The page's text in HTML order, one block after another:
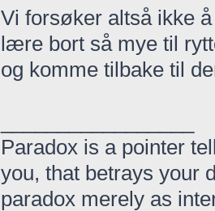
Vi forsøker altså ikke
lære bort så mye til
og komme tilbake til
Paradox is a pointer
you, that betrays your
paradox merely as